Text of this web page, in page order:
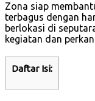
Zona siap
terbagus dengan
berlokasi di
kegiatan dan
Daftar Isi: